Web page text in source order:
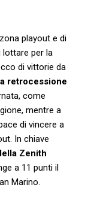
playout e di
lottare per la
di vittorie da
retrocessione
come
mentre a
di vincere a
In chiave
Zenith
a 11 punti il
Marino.